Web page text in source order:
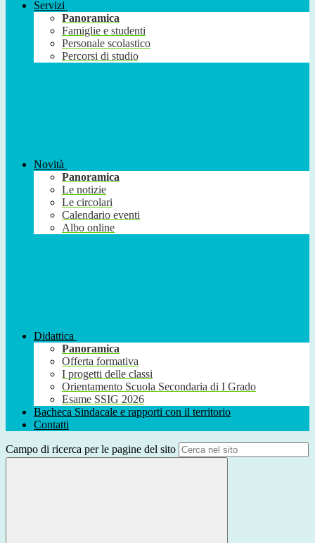
Servizi
Panoramica
Famiglie e studenti
Personale scolastico
Percorsi di studio
Novità
Panoramica
Le notizie
Le circolari
Calendario eventi
Albo online
Didattica
Panoramica
Offerta formativa
I progetti delle classi
Orientamento Scuola Secondaria di I Grado
Esame SSIG 2026
Bacheca Sindacale e rapporti con il territorio
Contatti
Campo di ricerca per le pagine del sito